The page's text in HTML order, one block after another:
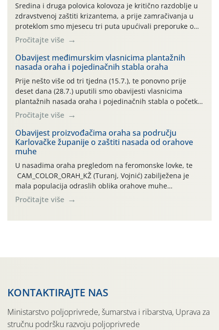
Sredina i druga polovica kolovoza je kritično razdoblje u
zdravstvenoj zaštiti krizantema, a prije zamračivanja u
proteklom smo mjesecu tri puta upućivali preporuke o
preventivnim mjerama zaštite krizantema od najčešćih
uzročnika bolesti, štetnika i fito-fagnih grinja (23.7., 14.7.,
06.7.)! Na početku ovog mjeseca je zabilježeno je
povijesno i ekstremno vruće meteorološko razdoblje, uz
najviše temperature […]
Pročitajte više
Obavijest međimurskim vlasnicima plantažnih
nasada oraha i pojedinačnih stabla oraha
Prije nešto više od tri tjedna (15.7.), te ponovno prije
deset dana (28.7.) uputili smo obavijesti vlasnicima
plantažnih nasada oraha i pojedinačnih stabla o početku
leta i ovogodišnjoj potrebi usmjerenog suzbijanja
orahove muhe (Rhagoletis completa)! Već dvanaest dana
traje drugi ovogodišnji “toplinski udar”, koji naročito
izražen zadnja šest dana (31.7.-05.8.), jer najviše
temperature zraka svakodnevno […]
Pročitajte više
Obavijest proizvođačima oraha sa području
Karlovačke županije o zaštiti nasada od orahove
muhe
U nasadima oraha pregledom na feromonske lovke, te
CAM_COLOR_ORAH_KŽ (Turanj, Vojnić) zabilježena je
mala populacija odraslih oblika orahove muhe
(Rhagoletis completa). Niska brojnost može se objasniti
činjenicom da je riječ o mladim nasadima s vrlo malim
Pročitajte više
KONTAKTIRAJTE NAS
Ministarstvo poljoprivrede, šumarstva i ribarstva, Uprava za
stručnu podršku razvoju poljoprivrede